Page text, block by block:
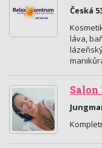
Česká
láva,
Salon